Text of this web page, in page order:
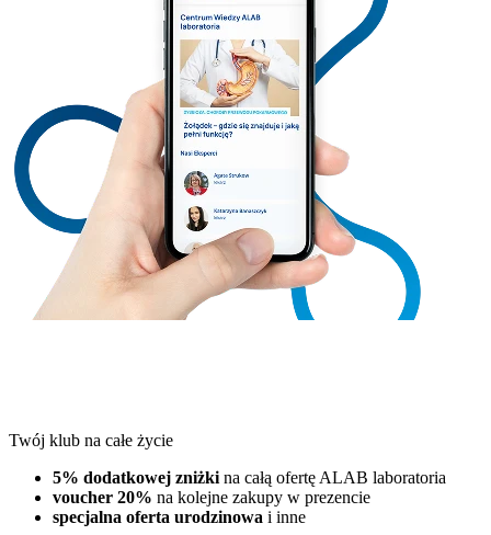
Twój klub na całe życie
5% dodatkowej zniżki na całą ofertę ALAB laboratoria
voucher 20% na kolejne zakupy w prezencie
specjalna oferta urodzinowa i inne